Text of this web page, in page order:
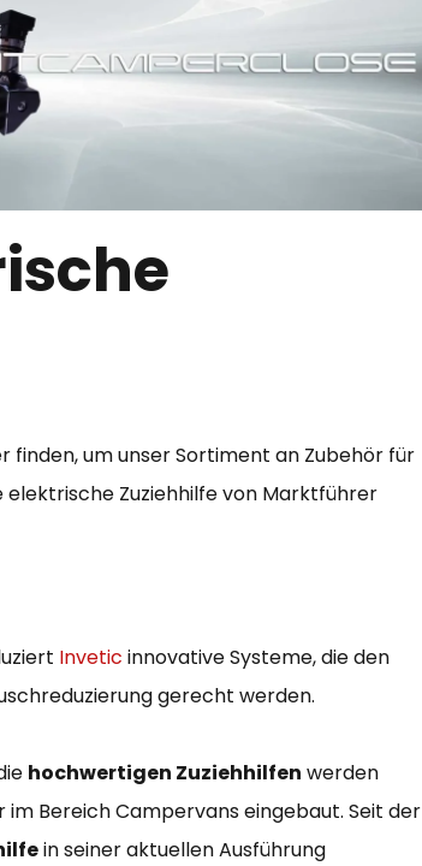
finden, um unser Sortiment an Zubehör für
elektrische Zuziehhilfe von Marktführer
Invetic innovative Systeme, die den
gerecht werden.
hochwertigen Zuziehhilfen werden
Bereich Campervans eingebaut. Seit der
in seiner aktuellen Ausführung